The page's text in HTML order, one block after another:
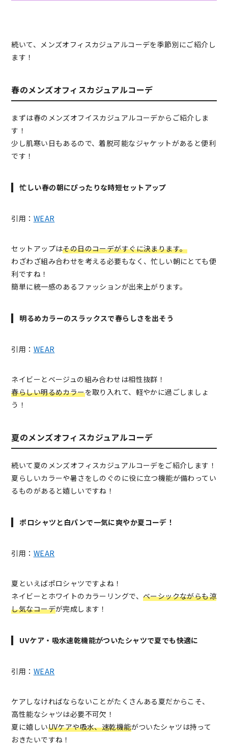
続いて、メンズオフィスカジュアルコーデを季節別にご紹介し
ます！
春のメンズオフィスカジュアルコーデ
まずは春のメンズオフイスカジュアルコーデからご紹介しま
す！
少し肌寒い日もあるので、着脱可能なジャケットがあると便利
です！
忙しい春の朝にぴったりな時短セットアップ
引用： WEAR
セットアップはその日のコーデがすぐに決まります。
わざわざ組み合わせを考える必要もなく、忙しい朝にとても便
利ですね！
簡単に統一感のあるファッションが出来上がります。
明るめカラーのスラックスで春らしさを出そう
引用： WEAR
ネイビーとベージュの組み合わせは相性抜群！
春らしい明るめカラーを取り入れて、軽やかに過ごしましょ
う！
夏のメンズオフィスカジュアルコーデ
続いて夏のメンズオフィスカジュアルコーデをご紹介します！
夏らしいカラーや暑さをしのぐのに役に立つ機能が備わってい
るものがあると嬉しいですね！
ポロシャツと白パンで一気に爽やか夏コーデ！
引用： WEAR
夏といえばポロシャツですよね！
ネイビーとホワイトのカラーリングで、 ベーシックながらも涼
し気なコーデが完成します！
UVケア・吸水速乾機能がついたシャツで夏でも快適に
引用： WEAR
ケアしなければならないことがたくさんある夏だからこそ、
高性能なシャツは必要不可欠！
夏に嬉しいUVケアや吸水、速乾機能がついたシャツは持って
おきたいですね！